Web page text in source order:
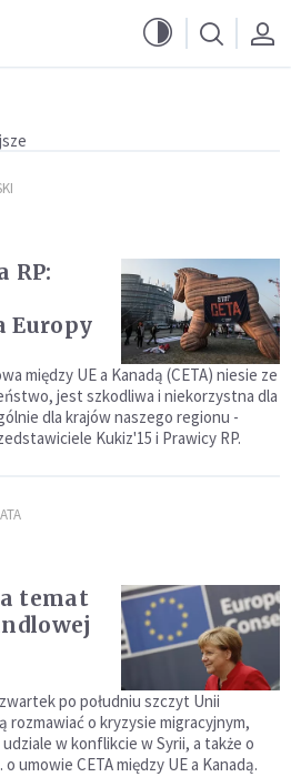
RP:
Europy
między UE a Kanadą (CETA) niesie ze
jest szkodliwa i niekorzystna dla
dla krajów naszego regionu -
Kukiz'15 i Prawicy RP.
temat
po południu szczyt Unii
rozmawiać o kryzysie migracyjnym,
w konflikcie w Syrii, a także o
umowie CETA między UE a Kanadą.